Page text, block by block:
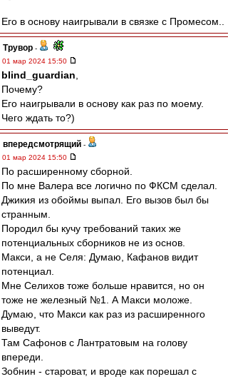
Его в основу наигрывали в связке с Промесом..
Трувор -
01 мар 2024 15:50
blind_guardian
Почему?
Его наигрывали в основу как раз по моему.
Чего ждать то?)
впередсмотрящий -
01 мар 2024 15:50
По расширенному сборной.
По мне Валера все логично по ФКСМ сделал.
Джикия из обоймы выпал. Его вызов был бы
странным.
Породил бы кучу требований таких же
потенциальных сборников не из основ.
Макси, а не Селя: Думаю, Кафанов видит
потенциал.
Мне Селихов тоже больше нравится, но он
тоже не железный №1. А Макси моложе.
Думаю, что Макси как раз из расширенного
выведут.
Там Сафонов с Лантратовым на голову
впереди.
Зобнин - староват, и вроде как порешал с